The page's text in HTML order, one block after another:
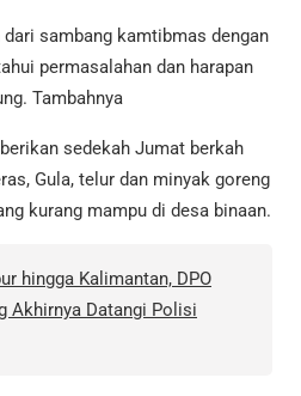
sambang kamtibmas dengan
permasalahan dan harapan
Tambahnya
sedekah Jumat berkah
Gula, telur dan minyak goreng
kurang mampu di desa binaan.
hingga Kalimantan, DPO
Akhirnya Datangi Polisi